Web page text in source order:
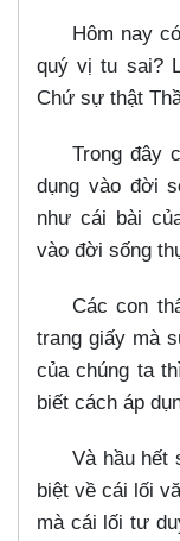
Hôm nay
quý vị tu sai?
Chứ sự thật
Trong đây
dụng vào đời
như cái bài
vào đời sống
Các con
trang giấy mà
của chúng ta
biết cách áp
Và hầu hết
biệt về cái lối
mà cái lối tư